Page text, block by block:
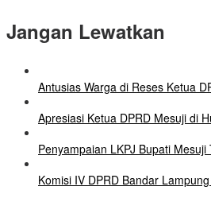
Jangan Lewatkan
Antusias Warga di Reses Ketua
Apresiasi Ketua DPRD Mesuji di
Penyampaian LKPJ Bupati
Komisi IV DPRD Bandar